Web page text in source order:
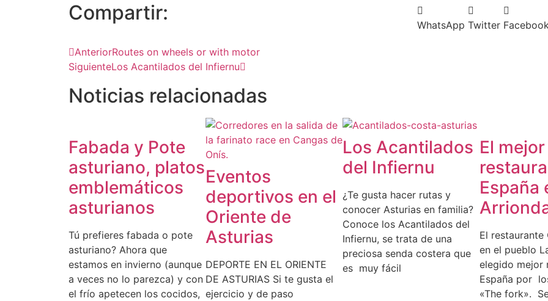
Compartir:
WhatsApp Twitter
AnteriorRoutes on wheels or with motor
SiguienteLos Acantilados del Infiernu
Noticias relacionadas
Fabada y Pote
asturiano, platos
emblemáticos
asturianos
Tú prefieres fabada o pote
asturiano? Ahora que
estamos en invierno (aunque
a veces no lo parezca) y con
el frío apetecen los cocidos,
Eventos
deportivos en el
Oriente de
Asturias
DEPORTE EN EL ORIENTE
DE ASTURIAS Si te gusta el
ejercicio y de paso
Los Acantilados
del Infiernu
¿Te gusta hacer rutas y
conocer Asturias en familia?
Conoce los Acantilados del
Infiernu, se trata de una
preciosa senda costera que
es muy fácil
El mejor
España
El restaurante
en el pueblo
elegido mejor
España por
«The fork».